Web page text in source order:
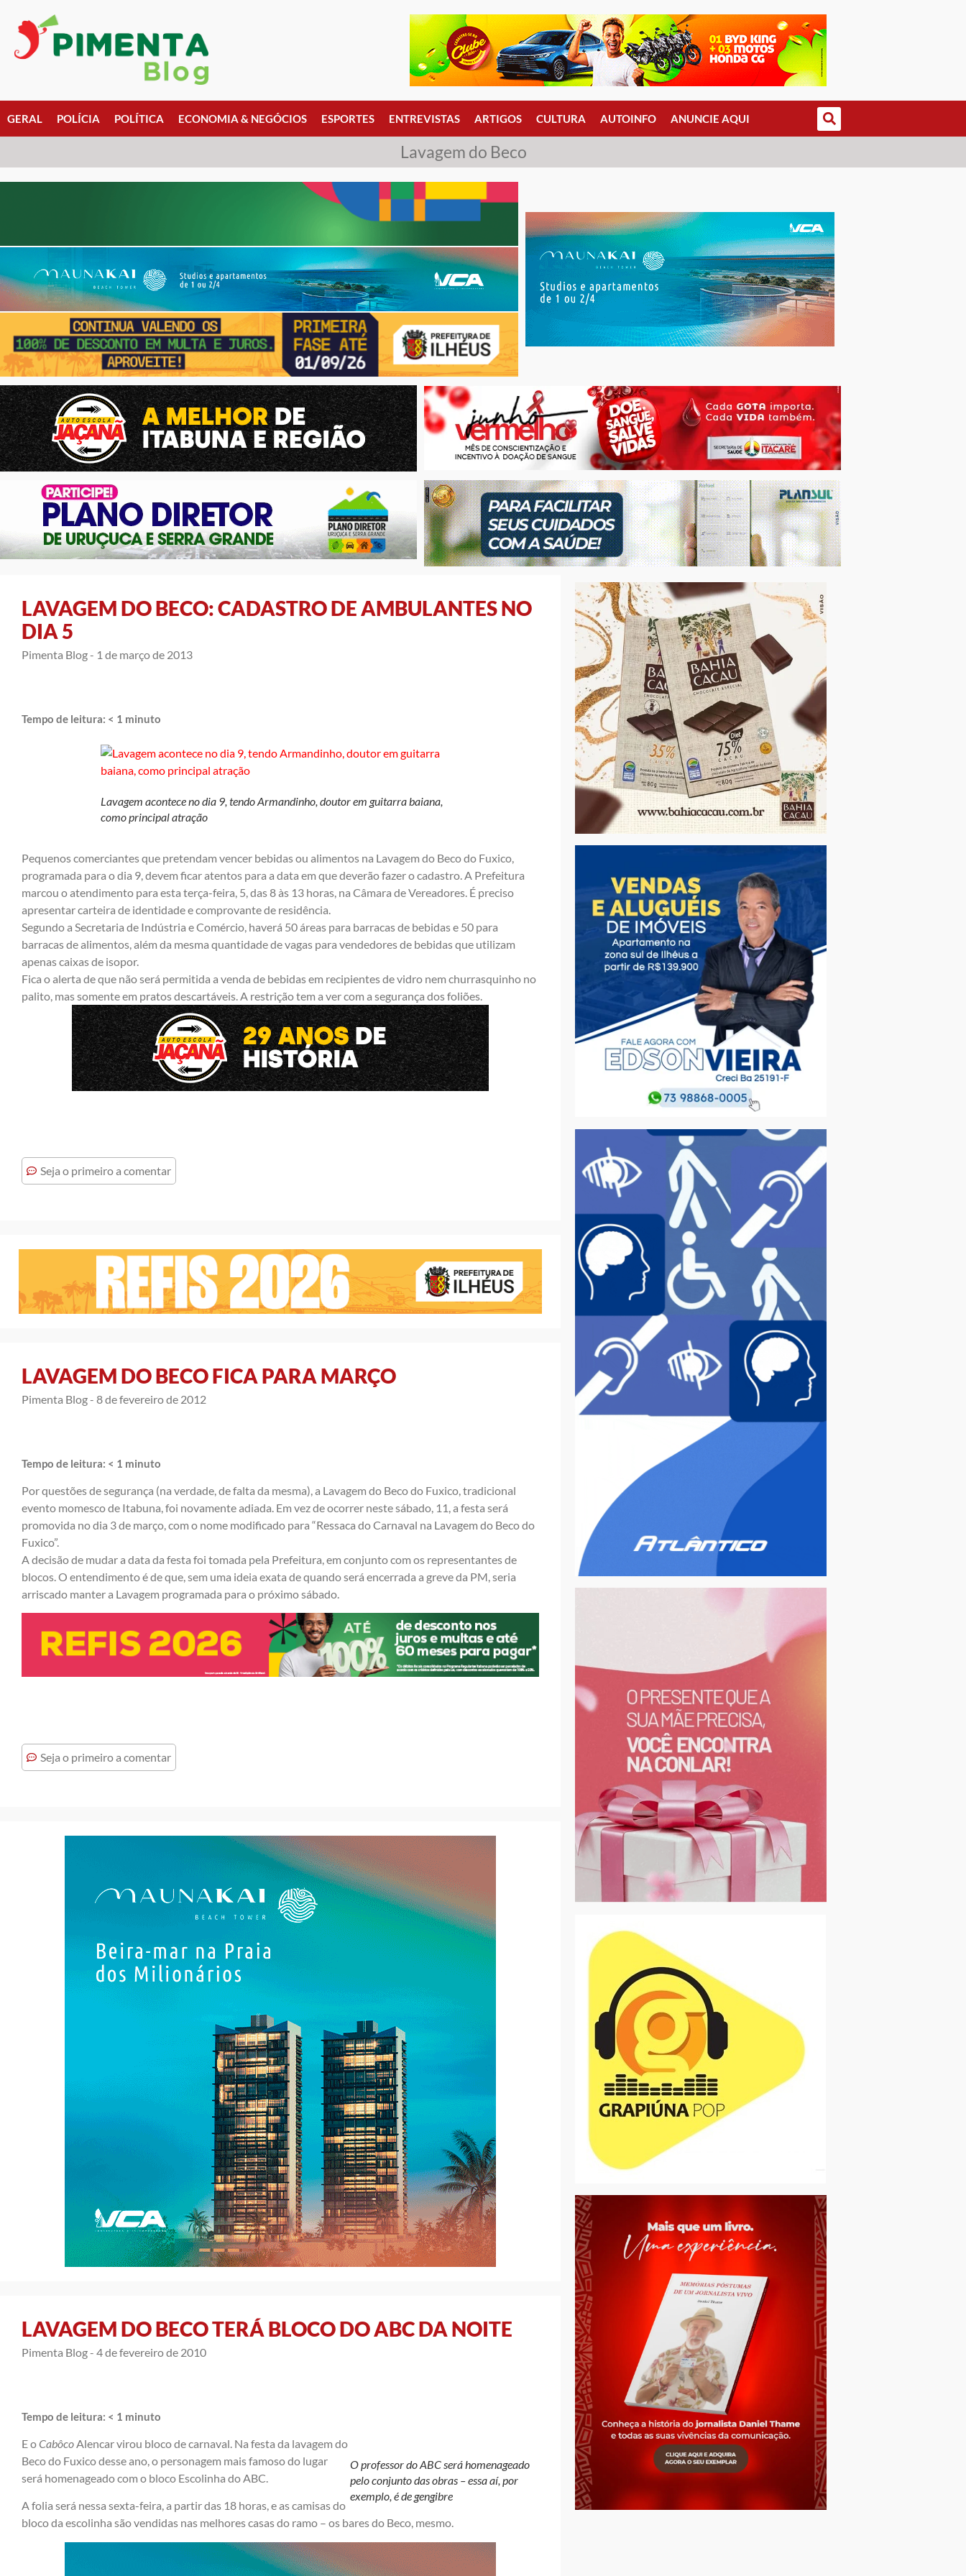
GERAL POLÍCIA POLÍTICA ECONOMIA & NEGÓCIOS ESPORTES ENTREVISTAS ARTIGOS CULTURA AUTOINFO ANUNCIE AQUI
Lavagem do Beco
LAVAGEM DO BECO: CADASTRO DE AMBULANTES NO
DIA 5
Pimenta Blog - 1 de março de 2013
Tempo de leitura: < 1 minuto
Lavagem acontece no dia 9, tendo Armandinho, doutor em guitarra baiana,
como principal atração
Pequenos comerciantes que pretendam vencer bebidas ou alimentos na Lavagem do Beco do Fuxico,
programada para o dia 9, devem ficar atentos para a data em que deverão fazer o cadastro. A Prefeitura
marcou o atendimento para esta terça-feira, 5, das 8 às 13 horas, na Câmara de Vereadores. É preciso
apresentar carteira de identidade e comprovante de residência.
Segundo a Secretaria de Indústria e Comércio, haverá 50 áreas para barracas de bebidas e 50 para
barracas de alimentos, além da mesma quantidade de vagas para vendedores de bebidas que utilizam
apenas caixas de isopor.
Fica o alerta de que não será permitida a venda de bebidas em recipientes de vidro nem churrasquinho no
palito, mas somente em pratos descartáveis. A restrição tem a ver com a segurança dos foliões.
Seja o primeiro a comentar
LAVAGEM DO BECO FICA PARA MARÇO
Pimenta Blog - 8 de fevereiro de 2012
Tempo de leitura: < 1 minuto
Por questões de segurança (na verdade, de falta da mesma), a Lavagem do Beco do Fuxico, tradicional
evento momesco de Itabuna, foi novamente adiada. Em vez de ocorrer neste sábado, 11, a festa será
promovida no dia 3 de março, com o nome modificado para “Ressaca do Carnaval na Lavagem do Beco do
Fuxico”.
A decisão de mudar a data da festa foi tomada pela Prefeitura, em conjunto com os representantes de
blocos. O entendimento é de que, sem uma ideia exata de quando será encerrada a greve da PM, seria
arriscado manter a Lavagem programada para o próximo sábado.
Seja o primeiro a comentar
LAVAGEM DO BECO TERÁ BLOCO DO ABC DA NOITE
Pimenta Blog - 4 de fevereiro de 2010
Tempo de leitura: < 1 minuto
O professor do ABC será homenageado
pelo conjunto das obras – essa aí, por
exemplo, é de gengibre
E oCabôcoAlencar virou bloco de carnaval. Na festa da lavagem do
Beco do Fuxico desse ano, o personagem mais famoso do lugar
será homenageado com o bloco Escolinha do ABC.
A folia será nessa sexta-feira, a partir das 18 horas, e as camisas do
bloco da escolinha são vendidas nas melhores casas do ramo – os bares do Beco, mesmo.